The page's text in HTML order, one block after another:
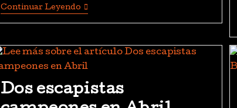
Continuar Leyendo
Dos escapistas